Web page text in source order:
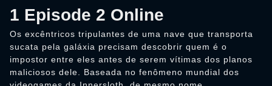
1 Episode 2 Online
Os excêntricos tripulantes de uma nave que transporta
sucata pela galáxia precisam descobrir quem é o
impostor entre eles antes de serem vítimas dos planos
maliciosos dele. Baseada no fenômeno mundial dos